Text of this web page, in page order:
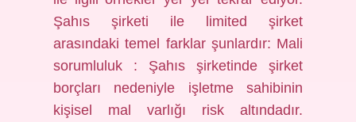
Şahıs şirketi ile limited şirket
arasındaki temel farklar şunlardır: Mali
sorumluluk : Şahıs şirketinde şirket
borçları nedeniyle işletme sahibinin
kişisel mal varlığı risk altındadır.